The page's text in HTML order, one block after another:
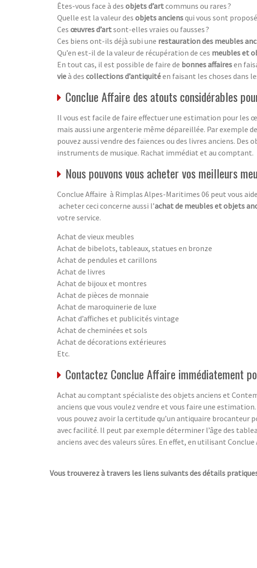
Êtes-vous face à des objets d’artcommuns ou rares ?
Quelle est la valeur des objets anciensqui vous sont
Ces œuvres d’artsont-elles vraies ou fausses ?
Ces biens ont-ils déjà subi une restauration des meubles
Qu’en est-il de la valeur de récupération de ces meubles et
En tout cas, il est possible de faire de bonnes affairesen
vieà des collections d’antiquitéen faisant les choses dans
Conclue Affaire des atouts considérables
Il vous est facile de faire effectuer une estimation pour les
mais aussi une argenterie même dépareillée. Par exemple
pouvez aussi vendre des faïences ou des livres anciens.
instruments de musique. Rachat immédiat et au comptant.
Nous pouvons vous acheter vos meilleurs
Conclue Affaire à Rimplas Alpes-Maritimes 06 peut vous
acheter ceci concerne aussi l’achat de meubles et objets
votre service.
Achat de vieux meubles
Achat de bibelots, tableaux, statues en bronze
Achat de pendules et carillons
Achat de livres
Achat de bijoux et montres
Achat de pièces de monnaie
Achat de maroquinerie de luxe
Achat d’affiches et publicités vintage
Achat de cheminées et sols
Achat de décorations extérieures
Etc.
Contactez Conclue Affaire immédiatement
Achat au comptant spécialiste des objets anciens et
anciens que vous voulez vendre et vous faire une
vous pouvez avoir la certitude qu’un antiquaire brocanteur
avec facilité. Il peut par exemple déterminer l’âge des
anciens avec des valeurs sûres. En effet, en utilisant
Vous trouverez à travers les liens suivants des détails